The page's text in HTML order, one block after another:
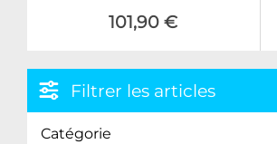
101,90 €
Filtrer les articles
Catégorie